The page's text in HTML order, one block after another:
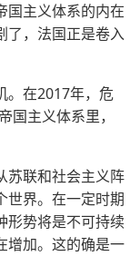
国主义体系的内在
了，法国正是卷入
。在2017年，危
国主义体系里，
苏联和社会主义阵
世界。在一定时期
形势将是不可持续
增加。这的确是一